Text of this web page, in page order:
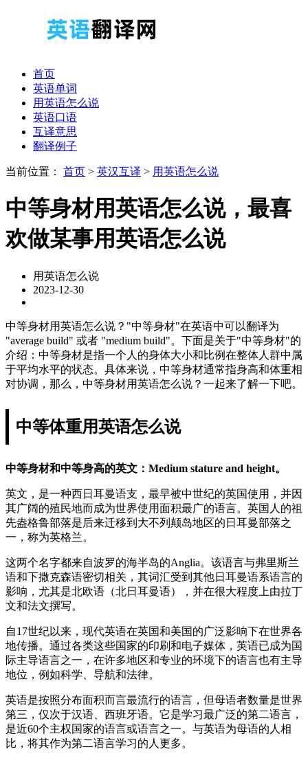
首页
英语单词
用英语怎么说
英语口语
互译意思
翻译例子
当前位置： 首页 > 英汉互译 > 用英语怎么说
中等身材用英语怎么说，最喜
欢做某事用英语怎么说
用英语怎么说
2023-12-30
中等身材用英语怎么说？"中等身材"在英语中可以翻译为
"average build" 或者 "medium build"。下面是关于"中等身材"的
介绍：中等身材是指一个人的身体大小和比例在整体人群中属
于平均水平的状态。具体来说，中等身材通常指身高和体重相
对协调，那么，中等身材用英语怎么说？一起来了解一下吧。
中等体重用英语怎么说
中等身材和中等身高的英文：Medium stature and height。
英文，是一种西日耳曼语支，最早被中世纪的英国使用，并因
其广阔的殖民地而成为世界使用面积最广的语言。英国人的祖
先盎格鲁部落是后来迁移到大不列颠岛地区的日耳曼部落之
一，称为英格兰。
这两个名字都来自波罗的海半岛的Anglia。该语言与弗里斯兰
语和下撒克森语密切相关，其词汇受到其他日耳曼语系语言的
影响，尤其是北欧语（北日耳曼语），并在很大程度上由拉丁
文和法文撰写。
自17世纪以来，现代英语在英国和美国的广泛影响下在世界各
地传播。通过各类这些国家的印刷和电子媒体，英语已成为国
际主导语言之一，在许多地区和专业的环境下的语言也有主导
地位，例如科学、导航和法律。
英语是按照分布面积而言最流行的语言，但母语者数量是世界
第三，仅次于汉语、西班牙语。它是学习最广泛的第二语言，
是近60个主权国家的语言或语言之一。与英语为母语的人相
比，将其作为第二语言学习的人更多。